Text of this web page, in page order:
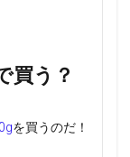
買う？
を買うのだ！